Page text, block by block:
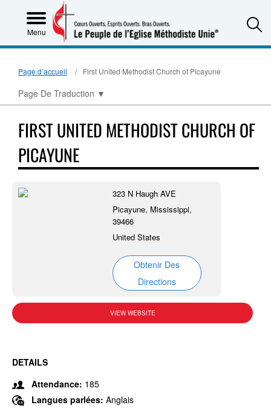
Menu
Page d’accueil First United Methodist Church of Picayune
Page De Traduction ▼
FIRST UNITED METHODIST CHURCH OF
PICAYUNE
323 N Haugh AVE
Picayune, Mississippi,
39466
United States
Obtenir Des
Directions
VIEW WEBSITE
DETAILS
Attendance: 185
Langues parlées: Anglais